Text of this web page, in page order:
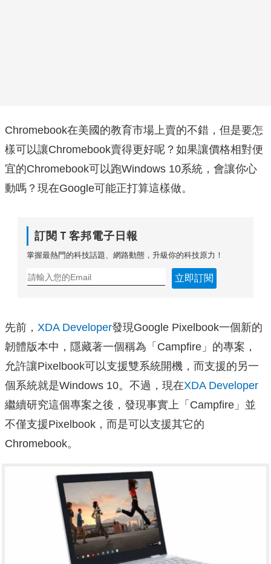
Chromebook在美國的教育市場上賣的不錯，但是要怎
樣可以讓Chromebook賣得更好呢？如果讓價格相對便
宜的Chromebook可以跑Windows 10系統，會讓你心
動嗎？現在Google可能正打算這樣做。
訂閱Ｔ客邦電子日報
掌握最熱門的科技話題、網路動態，升級你的科技原力！
立即訂閱
先前， XDA Developer發現Google Pixelbook一個新的
韌體版本中，隱藏著一個稱為「Campfire」的專案，
允許讓Pixelbook可以支援雙系統開機，而支援的另一
個系統就是Windows 10。不過，現在XDA Developer
繼續研究這個專案之後，發現事實上「Campfire」並
不僅支援Pixelbook，而是可以支援其它的
Chromebook。